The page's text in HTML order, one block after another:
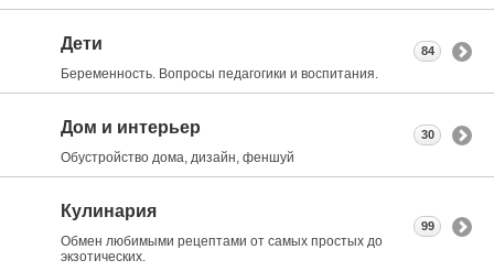
Дети
Беременность. Вопросы педагогики и воспитания.
84
Дом и интерьер
Обустройство дома, дизайн, феншуй
30
Кулинария
Обмен любимыми рецептами от самых простых до
экзотических.
99